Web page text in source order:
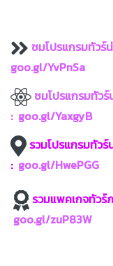
ชมโปรแกรมทัวร์
goo.gl/YvPnSa
ชมโปรแกรมทัวร์
: goo.gl/YaxgyB
รวมโปรแกรมทัวร์
: goo.gl/HwePGG
รวมแพคเกจทัวร์
goo.gl/zuP83W